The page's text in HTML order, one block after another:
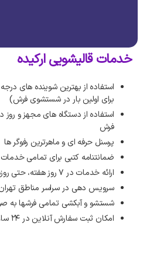
خدمات قالیشویی ارکیده
استفاده از بهترین شوینده های
برای اولین بار در شستشوی فرش)
استفاده از دستگاه های مجهز و
فرش
پرسنل حرفه ای و ماهرترین رفوگر ها
ضمانتنامه کتبی برای تمامی خدمات
ارائه خدمات در ۷ روز هفته، حتی روزهای تعطیل رسمی
سرویس دهی در سراسر مناطق
شستشو و آبکشی تمامی فرشها به
امکان ثبت سفارش آنلاین در ۲۴ ساعت شبانه روز